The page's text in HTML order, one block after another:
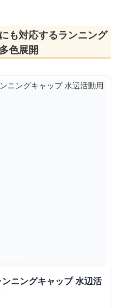
も対応するランニング
色展開
ニングキャップ 水辺活